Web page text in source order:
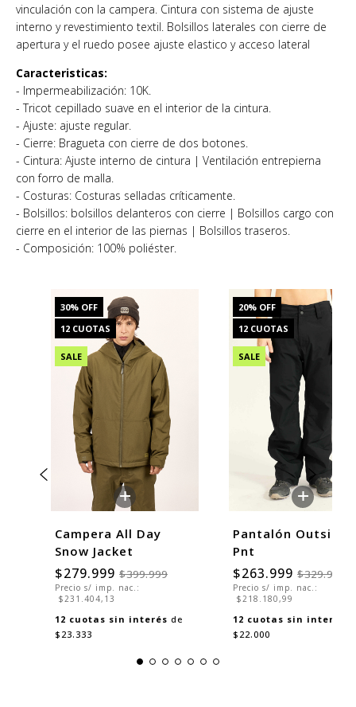
vinculación con la campera. Cintura con sistema de ajuste
interno y revestimiento textil. Bolsillos laterales con cierre de
apertura y el ruedo posee ajuste elastico y acceso lateral
Caracteristicas:
- Impermeabilización: 10K.
- Tricot cepillado suave en el interior de la cintura.
- Ajuste: ajuste regular.
- Cierre: Bragueta con cierre de dos botones.
- Cintura: Ajuste interno de cintura | Ventilación entrepierna
con forro de malla.
- Costuras: Costuras selladas críticamente.
- Bolsillos: bolsillos delanteros con cierre | Bolsillos cargo con
cierre en el interior de las piernas | Bolsillos traseros.
- Composición: 100% poliéster.
30% OFF
12 CUOTAS
SALE
+
Campera All Day
Snow Jacket
$279.999 $399.999
Precio s/ imp. nac.:
$231.404,13
12 cuotas sin interés de
$23.333
20% OFF
12 CUOTAS
SALE
+
Pantalón Outsider
Pnt
$263.999 $329.999
Precio s/ imp. nac.:
$218.180,99
12 cuotas sin interés
$22.000